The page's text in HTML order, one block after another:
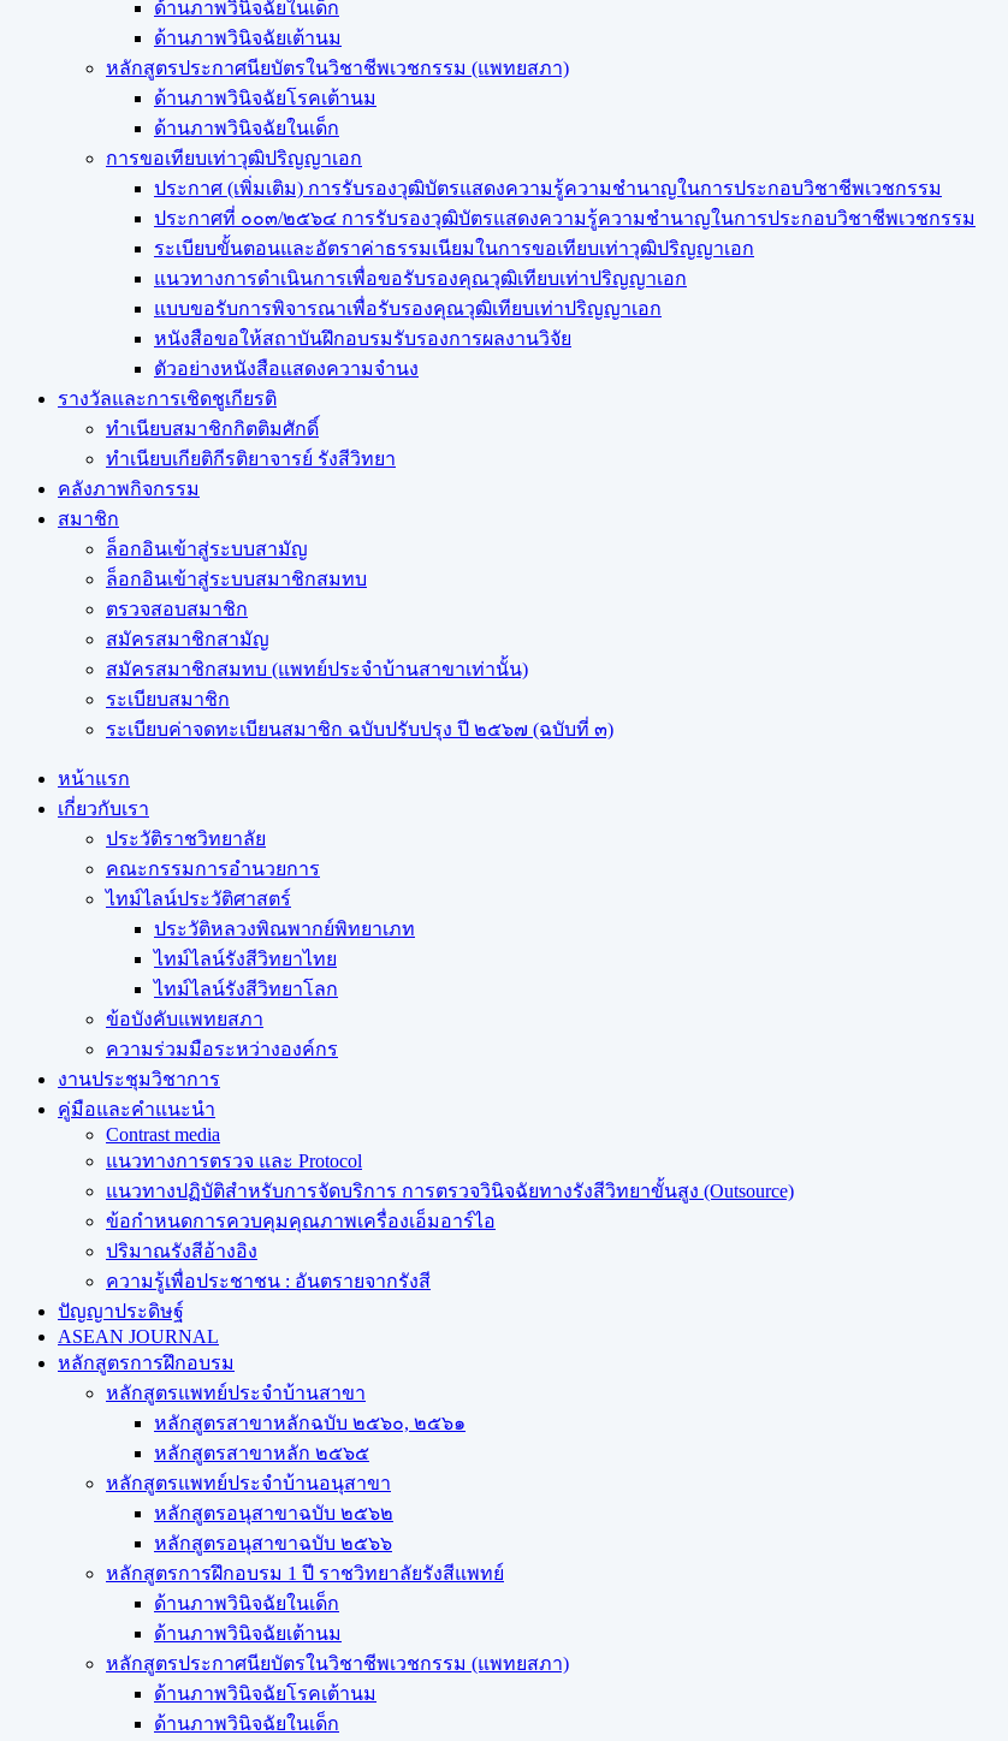
ด้านภาพวินิจฉัยในเด็ก
ด้านภาพวินิจฉัยเต้านม
หลักสูตรประกาศนียบัตรในวิชาชีพเวชกรรม (แพทยสภา)
ด้านภาพวินิจฉัยโรคเต้านม
ด้านภาพวินิจฉัยในเด็ก
การขอเทียบเท่า​วุฒิปริญญา​เอก
ประกาศ (เพิ่มเติม) การรับรองวุฒิบัตรแสดงความรู้ความชำนาญในการประกอบวิชาชีพเวชกรรม
ประกาศที่ ๐๐๓/๒๕๖๔ การรับรองวุฒิบัตรแสดงความรู้ความชำนาญในการประกอบวิชาชีพเวชกรรม
ระเบียบขั้นตอนและอัตราค่าธรรมเนียมในการขอเทียบเท่าวุฒิปริญญาเอก
แนวทางการดำเนินการเพื่อขอรับรองคุณวุฒิเทียบเท่าปริญญาเอก
แบบขอรับการพิจารณาเพื่อรับรองคุณวุฒิเทียบเท่าปริญญาเอก
หนังสือขอให้สถาบันฝึกอบรมรับรองการผลงานวิจัย
ตัวอย่างหนังสือแสดงความจำนง
รางวัลและการเชิดชูเกียรติ
ทำเนียบสมาชิกกิตติมศักดิ์
ทำเนียบเกียติกีรติยาจารย์ รังสีวิทยา
คลังภาพกิจกรรม
สมาชิก
ล็อกอินเข้าสู่ระบบสามัญ
ล็อกอินเข้าสู่ระบบสมาชิกสมทบ
ตรวจสอบสมาชิก
สมัครสมาชิกสามัญ
สมัครสมาชิกสมทบ (แพทย์ประจำบ้านสาขาเท่านั้น)
ระเบียบสมาชิก
ระเบียบค่าจดทะเบียนสมาชิก ฉบับปรับปรุง ปี ๒๕๖๗ (ฉบับที่ ๓)
หน้าแรก
เกี่ยวกับเรา
ประวัติราชวิทยาลัย
คณะกรรมการอำนวยการ
ไทม์ไลน์ประวัติศาสตร์
ประวัติหลวงพิณพากย์พิทยาเภท
ไทม์ไลน์รังสีวิทยาไทย
ไทม์ไลน์รังสีวิทยาโลก
ข้อบังคับแพทยสภา
ความร่วมมือระหว่างองค์กร
งานประชุมวิชาการ
คู่มือและคำแนะนำ
Contrast media
แนวทางการตรวจ และ Protocol
แนวทางปฏิบัติสำหรับการจัดบริการ การตรวจวินิจฉัยทางรังสีวิทยาขั้นสูง (Outsource)
ข้อกำหนดการควบคุมคุณภาพเครื่องเอ็มอาร์ไอ
ปริมาณรังสีอ้างอิง
ความรู้เพื่อประชาชน : อันตรายจากรังสี
ปัญญาประดิษฐ์
ASEAN JOURNAL
หลักสูตรการฝึกอบรม
หลักสูตรแพทย์ประจำบ้านสาขา
หลักสูตรสาขาหลักฉบับ ๒๕๖๐, ๒๕๖๑
หลักสูตรสาขาหลัก ๒๕๖๕
หลักสูตรแพทย์ประจำบ้านอนุสาขา
หลักสูตรอนุสาขาฉบับ ๒๕๖๒
หลักสูตรอนุสาขาฉบับ ๒๕๖๖
หลักสูตรการฝึกอบรม 1 ปี ราชวิทยาลัยรังสีแพทย์
ด้านภาพวินิจฉัยในเด็ก
ด้านภาพวินิจฉัยเต้านม
หลักสูตรประกาศนียบัตรในวิชาชีพเวชกรรม (แพทยสภา)
ด้านภาพวินิจฉัยโรคเต้านม
ด้านภาพวินิจฉัยในเด็ก